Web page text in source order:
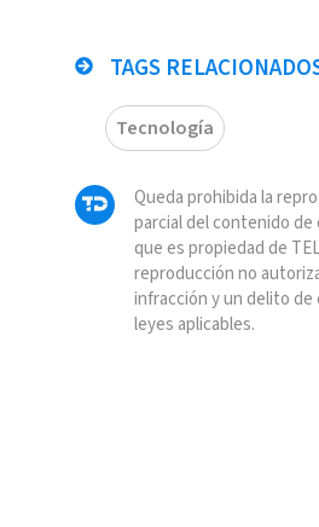
TAGS
Tecnología
Queda prohibida la
parcial del contenido de
que es propiedad de
reproducción no
infracción y un delito de
leyes aplicables.